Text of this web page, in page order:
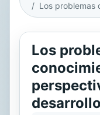
Los
desarrollo